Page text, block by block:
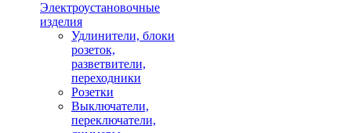
Электроустановочные
изделия
Удлинители, блоки
розеток,
разветвители,
переходники
Розетки
Выключатели,
переключатели,